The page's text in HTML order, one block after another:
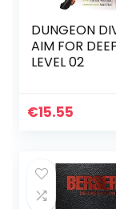
DUNGEON
AIM FOR
LEVEL 02
€15.55